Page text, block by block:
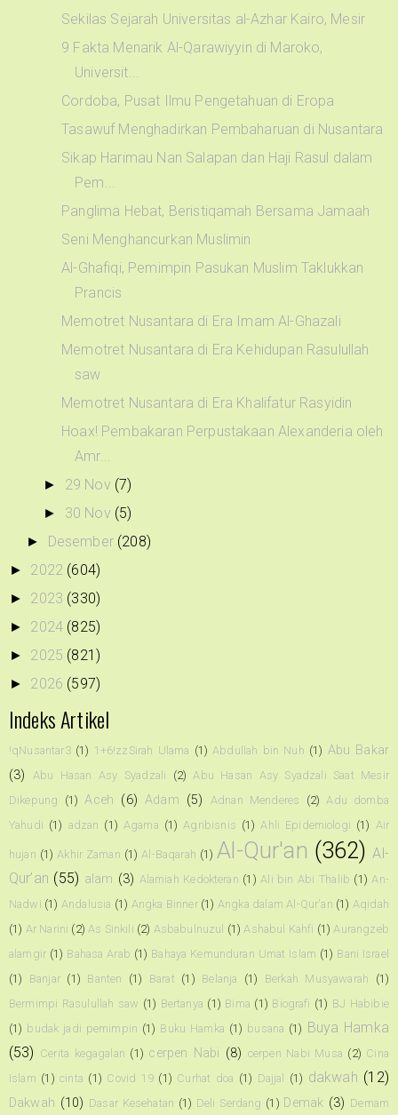
Sekilas Sejarah Universitas al-Azhar Kairo, Mesir
9 Fakta Menarik Al-Qarawiyyin di Maroko,
Universit...
Cordoba, Pusat Ilmu Pengetahuan di Eropa
Tasawuf Menghadirkan Pembaharuan di Nusantara
Sikap Harimau Nan Salapan dan Haji Rasul dalam
Pem...
Panglima Hebat, Beristiqamah Bersama Jamaah
Seni Menghancurkan Muslimin
Al-Ghafiqi, Pemimpin Pasukan Muslim Taklukkan
Prancis
Memotret Nusantara di Era Imam Al-Ghazali
Memotret Nusantara di Era Kehidupan Rasulullah
saw
Memotret Nusantara di Era Khalifatur Rasyidin
Hoax! Pembakaran Perpustakaan Alexanderia oleh
Amr...
► 29 Nov (7)
► 30 Nov (5)
► Desember (208)
► 2022 (604)
► 2023 (330)
► 2024 (825)
► 2025 (821)
► 2026 (597)
Indeks Artikel
!qNusantar3 (1) 1+6!zzSirah Ulama (1) Abdullah bin Nuh (1) Abu Bakar
(3)
Abu Hasan Asy Syadzali (2) Abu Hasan Asy Syadzali Saat Mesir
Dikepung
(1) Aceh (6) Adam (5) Adnan Menderes (2) Adu domba
Yahudi (1) adzan (1) Agama (1) Agribisnis (1) Ahli Epidemiologi (1) Air
hujan (1) Akhir Zaman (1) Al-Baqarah (1) Al-Qur'an (362) Al-
Qur’an (55) alam (3) Alamiah Kedokteran (1) Ali bin Abi Thalib (1) An-
Nadwi (1) Andalusia (1) Angka Binner (1) Angka dalam Al-Qur'an (1) Aqidah
(1) Ar Narini (2) As Sinkili (2) Asbabulnuzul (1) Ashabul Kahfi (1) Aurangzeb
alamgir (1) Bahasa Arab (1) Bahaya Kemunduran Umat Islam (1) Bani Israel
(1)
Banjar (1) Banten (1) Barat (1) Belanja (1) Berkah Musyawarah
(1)
Bermimpi Rasulullah saw (1) Bertanya (1) Bima (1) Biografi (1) BJ Habibie
(1) budak jadi pemimpin (1) Buku Hamka (1) busana (1) Buya Hamka
(53) Cerita kegagalan (1) cerpen Nabi (8) cerpen Nabi Musa (2) Cina
Islam (1) cinta (1) Covid 19 (1) Curhat doa (1) Dajjal (1) dakwah (12)
Dakwah (10) Dasar Kesehatan (1) Deli Serdang (1) Demak (3) Demam